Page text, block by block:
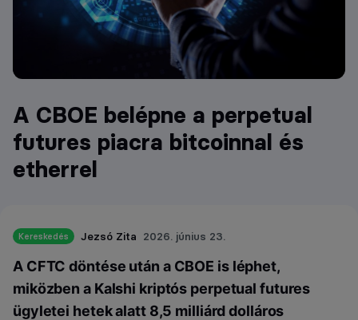
A CBOE belépne a perpetual
futures piacra bitcoinnal és
etherrel
Kereskedés Jezsó Zita 2026. június 23.
A CFTC döntése után a CBOE is léphet,
miközben a Kalshi kriptós perpetual futures
ügyletei hetek alatt 8,5 milliárd dolláros